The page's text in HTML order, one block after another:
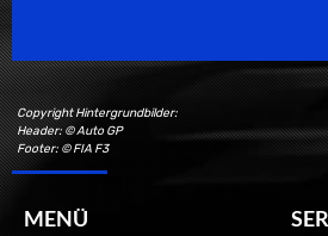
Copyright Hintergrundbilder:
Header: © Auto GP
Footer: © FIA F3
MENÜ